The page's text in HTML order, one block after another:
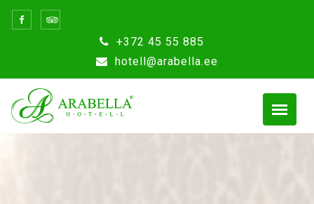
Skip
+372 45 55 885
hotell@arabella.ee